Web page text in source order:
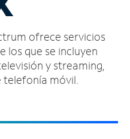
ofrece servicios
los que se incluyen
y streaming,
móvil.